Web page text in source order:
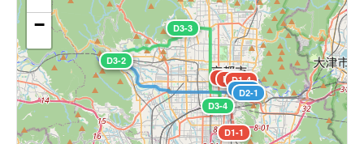
D1-1
D1-2
D1-3D1-4
D2-1
D2-2
D3-1
D3-2
D3-3
D3-4
−